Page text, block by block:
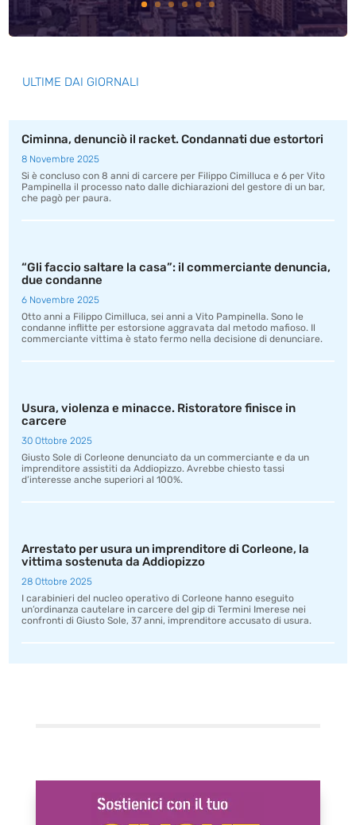
ULTIME DAI GIORNALI
Ciminna, denunciò il racket. Condannati due estortori
8 Novembre 2025
Si è concluso con 8 anni di carcere per Filippo Cimilluca e 6 per Vito
Pampinella il processo nato dalle dichiarazioni del gestore di un bar,
che pagò per paura.
“Gli faccio saltare la casa”: il commerciante denuncia,
due condanne
6 Novembre 2025
Otto anni a Filippo Cimilluca, sei anni a Vito Pampinella. Sono le
condanne inflitte per estorsione aggravata dal metodo mafioso. Il
commerciante vittima è stato fermo nella decisione di denunciare.
Usura, violenza e minacce. Ristoratore finisce in
carcere
30 Ottobre 2025
Giusto Sole di Corleone denunciato da un commerciante e da un
imprenditore assistiti da Addiopizzo. Avrebbe chiesto tassi
d’interesse anche superiori al 100%.
Arrestato per usura un imprenditore di Corleone, la
vittima sostenuta da Addiopizzo
28 Ottobre 2025
I carabinieri del nucleo operativo di Corleone hanno eseguito
un’ordinanza cautelare in carcere del gip di Termini Imerese nei
confronti di Giusto Sole, 37 anni, imprenditore accusato di usura.